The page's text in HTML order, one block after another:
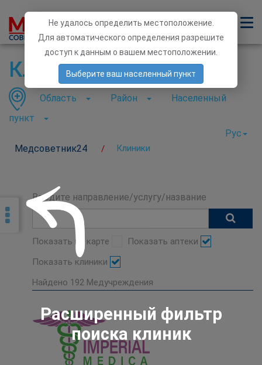
Медсоветник24 / Клиники
Область Район
Населенный
пункт
Рус
Клиники
Введите направление/услугу/название
Показать на карте
Показать аптеки
Показать клиники
Найдено 192 Медучреждения
Расширенный фильтр
поиска клиник
Не удалось определить местоположение.
Для автоматического определения разрешите
доступ к данным о вашем местоположении.
Выберите ваш населенный пункт